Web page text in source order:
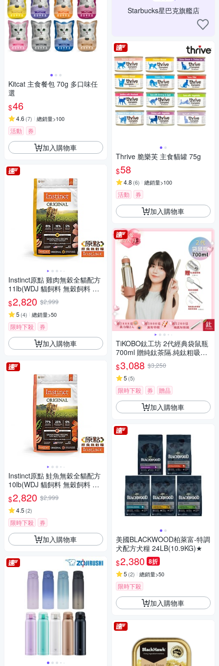
Kitcat 主食餐包 70g 多口味任
選
$46
4.6 (7) 總銷量>100
活動 券
加入購物車
Instinct原點 雞肉無穀全貓配方
11lb(WDJ 貓飼料 無穀飼料 不
含麩質 高肉含量)
$2,820 $2,999
5 (4) 總銷量>50
限時下殺 券
加入購物車
Instinct原點 鮭魚無穀全貓配方
10lb(WDJ 貓飼料 無穀飼料 不
含麩質 高肉含量)
$2,820 $2,999
4.5 (2)
限時下殺 券
加入購物車
Starbucks星巴克旗艦店
Thrive 脆樂芙 主食貓罐 75g
$58
4.8 (6) 總銷量>100
活動 券
加入購物車
TiKOBO鈦工坊 2代經典袋鼠瓶
700ml 贈純鈦茶隔.純鈦粗吸管.
吸管套.吸管刷.瓶刷)
$3,088 $3,250
5 (5)
限時下殺 券 贈品
加入購物車
美國BLACKWOOD柏萊富-特調
犬配方犬糧 24LB(10.9KG)★
$2,380 8折
5 (2) 總銷量>50
限時下殺
加入購物車